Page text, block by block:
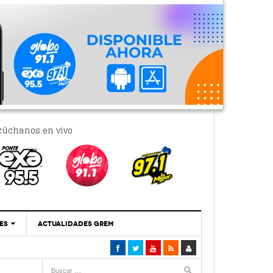
en vivo
‘Se Vale Soñar Con Una Contraloría Ciudadana’
ACTUALIDADES GREM